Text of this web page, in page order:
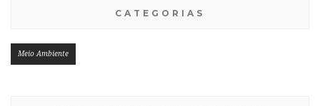
CATEGORIAS
Meio Ambiente